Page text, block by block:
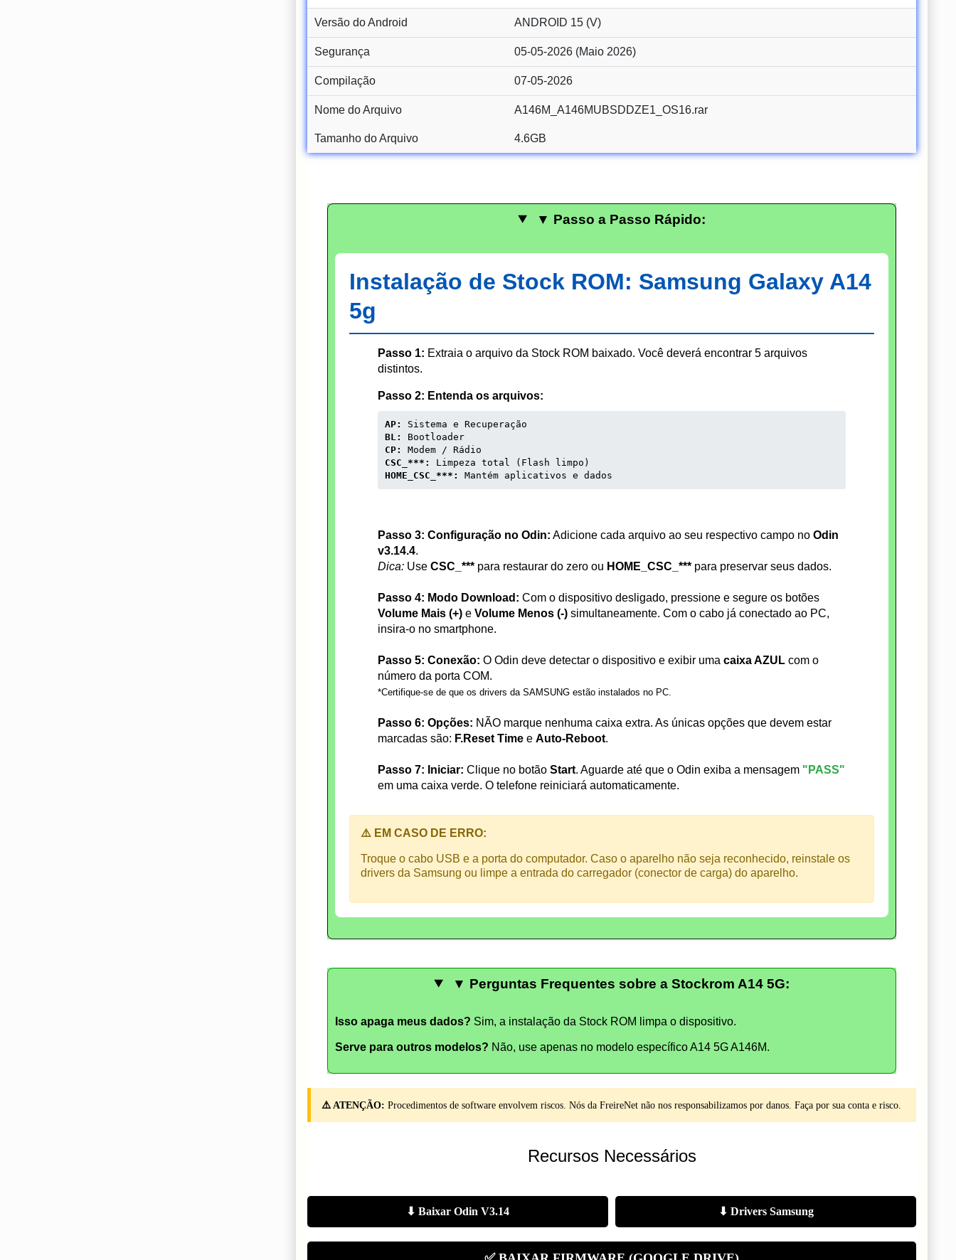
Versão do Android ANDROID 15 (V)
Segurança 05-05-2026 (Maio 2026)
Compilação 07-05-2026
Nome do Arquivo A146M_A146MUBSDDZE1_OS16.rar
Tamanho do Arquivo 4.6GB
▼ Passo a Passo Rápido:
Instalação de Stock ROM: Samsung Galaxy A14
5g
Passo 1: Extraia o arquivo da Stock ROM baixado. Você deverá encontrar 5 arquivos
distintos.
Passo 2: Entenda os arquivos:
AP:
Sistema e Recuperação
BL:
Bootloader
CP:
Modem / Rádio
CSC_***:
Limpeza total (Flash limpo)
HOME_CSC_***:
Mantém aplicativos e dados
Passo 3: Configuração no Odin: Adicione cada arquivo ao seu respectivo campo no Odin
v3.14.4.
Dica: Use CSC_*** para restaurar do zero ou HOME_CSC_*** para preservar seus dados.
Passo 4: Modo Download: Com o dispositivo desligado, pressione e segure os botões
Volume Mais (+) e Volume Menos (-) simultaneamente. Com o cabo já conectado ao PC,
insira-o no smartphone.
Passo 5: Conexão: O Odin deve detectar o dispositivo e exibir uma caixa AZUL com o
número da porta COM.
*Certifique-se de que os drivers da SAMSUNG estão instalados no PC.
Passo 6: Opções: NÃO marque nenhuma caixa extra. As únicas opções que devem estar
marcadas são: F.Reset Time e Auto-Reboot.
Passo 7: Iniciar: Clique no botão Start. Aguarde até que o Odin exiba a mensagem "PASS"
em uma caixa verde. O telefone reiniciará automaticamente.
⚠️ EM CASO DE ERRO:
Troque o cabo USB e a porta do computador. Caso o aparelho não seja reconhecido, reinstale os
drivers da Samsung ou limpe a entrada do carregador (conector de carga) do aparelho.
▼ Perguntas Frequentes sobre a Stockrom A14 5G:
Isso apaga meus dados? Sim, a instalação da Stock ROM limpa o dispositivo.
Serve para outros modelos? Não, use apenas no modelo específico A14 5G A146M.
⚠️ ATENÇÃO: Procedimentos de software envolvem riscos. Nós da FreireNet não nos responsabilizamos por danos. Faça por sua conta e risco.
Recursos Necessários
⬇ Baixar Odin V3.14 ⬇ Drivers Samsung